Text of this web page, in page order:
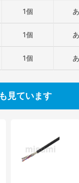
1個
1個
1個
見ています